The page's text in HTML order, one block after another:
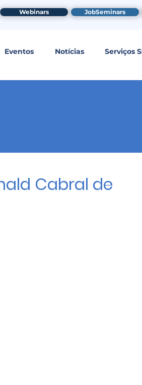
Webinars JobSeminars
Eventos Notícias Serviços
Cabral de